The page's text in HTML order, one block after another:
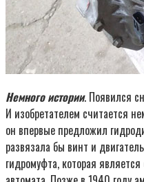
Немного истории. Появился
И изобретателем считается
он впервые предложил
развязала бы винт и
гидромуфта, которая